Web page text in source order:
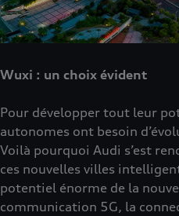
Wuxi : un choix évident
Pour développer tout leur
autonomes ont besoin
Voilà pourquoi Audi s’est
ces nouvelles villes
potentiel énorme de la
communication 5G, la